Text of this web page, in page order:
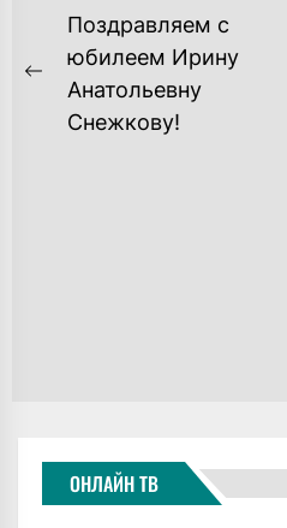
НАВИГАЦИЯ
ПО
ЗАПИСЯМ
Previous
post:
Поздравляем с
юбилеем Ирину
Анатольевну
Снежкову!
ОНЛАЙН ТВ